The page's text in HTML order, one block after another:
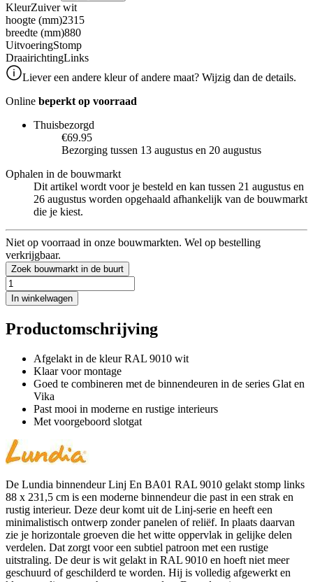
KleurZuiver wit
hoogte (mm)2315
breedte (mm)880
UitvoeringStomp
DraairichtingLinks
Liever een andere kleur of andere maat? Wijzig dan de details.
Online beperkt op voorraad
Thuisbezorgd
€69.95
Bezorging tussen 13 augustus en 20 augustus
Ophalen in de bouwmarkt
Dit artikel wordt voor je besteld en kan tussen 21 augustus en
26 augustus worden opgehaald afhankelijk van de bouwmarkt
die je kiest.
Niet op voorraad in onze bouwmarkten. Wel op bestelling
verkrijgbaar.
Zoek bouwmarkt in de buurt
In winkelwagen
Productomschrijving
Afgelakt in de kleur RAL 9010 wit
Klaar voor montage
Goed te combineren met de binnendeuren in de series Glat en
Vika
Past mooi in moderne en rustige interieurs
Met voorgeboord slotgat
De Lundia binnendeur Linj En BA01 RAL 9010 gelakt stomp links
88 x 231,5 cm is een moderne binnendeur die past in een strak en
rustig interieur. Deze deur komt uit de Linj-serie en heeft een
minimalistisch ontwerp zonder panelen of reliëf. In plaats daarvan
zie je horizontale groeven die het witte oppervlak in gelijke delen
verdelen. Dat zorgt voor een subtiel patroon met een rustige
uitstraling. De deur is wit gelakt in RAL 9010 en hoeft niet meer
geschuurd of geschilderd te worden. Hij is volledig afgewerkt en